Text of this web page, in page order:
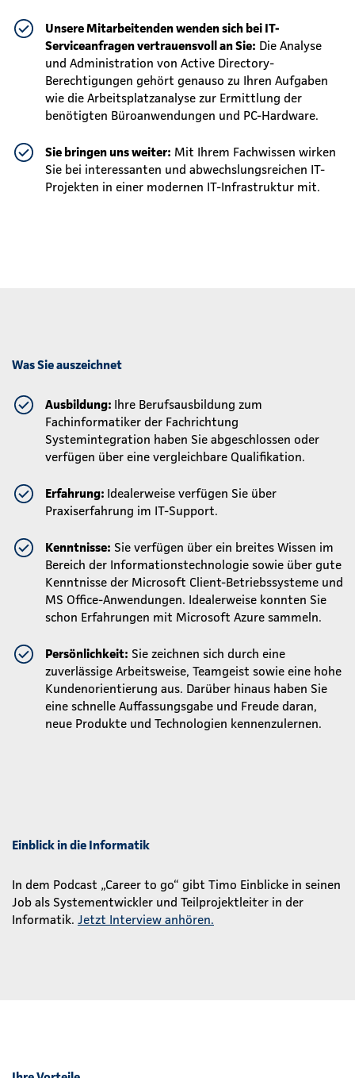
Unsere Mitarbeitenden wenden sich bei IT-
Serviceanfragen vertrauensvoll an Sie: Die Analyse
und Administration von Active Directory-
Berechtigungen gehört genauso zu Ihren Aufgaben
wie die Arbeitsplatzanalyse zur Ermittlung der
benötigten Büroanwendungen und PC-Hardware.
Sie bringen uns weiter: Mit Ihrem Fachwissen wirken
Sie bei interessanten und abwechslungsreichen IT-
Projekten in einer modernen IT-Infrastruktur mit.
Was Sie auszeichnet
Ausbildung: Ihre Berufsausbildung zum
Fachinformatiker der Fachrichtung
Systemintegration haben Sie abgeschlossen oder
verfügen über eine vergleichbare Qualifikation.
Erfahrung: Idealerweise verfügen Sie über
Praxiserfahrung im IT-Support.
Kenntnisse: Sie verfügen über ein breites Wissen im
Bereich der Informationstechnologie sowie über gute
Kenntnisse der Microsoft Client-Betriebssysteme und
MS Office-Anwendungen. Idealerweise konnten Sie
schon Erfahrungen mit Microsoft Azure sammeln.
Persönlichkeit: Sie zeichnen sich durch eine
zuverlässige Arbeitsweise, Teamgeist sowie eine hohe
Kundenorientierung aus. Darüber hinaus haben Sie
eine schnelle Auffassungsgabe und Freude daran,
neue Produkte und Technologien kennenzulernen.
Einblick in die Informatik
In dem Podcast „Career to go“ gibt Timo Einblicke in seinen
Job als Systementwickler und Teilprojektleiter in der
Informatik. Jetzt Interview anhören.